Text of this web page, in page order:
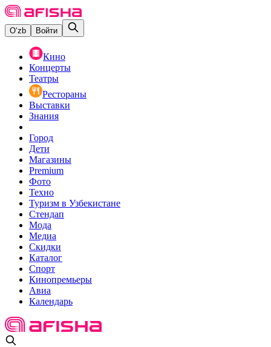
O‘zb Войти
Кино
Концерты
Театры
Рестораны
Выставки
Знания
Город
Дети
Магазины
Premium
Фото
Техно
Туризм в Узбекистане
Стендап
Мода
Медиа
Скидки
Каталог
Спорт
Кинопремьеры
Авиа
Календарь